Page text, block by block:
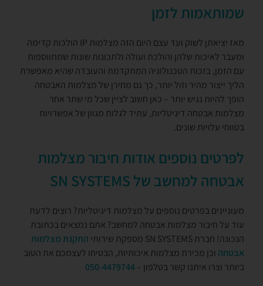
שמותאמות לזמן
מאז יציאתן לשוק ועד עצם היום הזה מצלמות IP הולכות קדימה
ומעבר לאיכות שלהן והולכת ועולה ולתכונות שונות שמתווספות
עם הזמן, בזכות הטכנולוגיה המתקדמת והעובדה שהיא מאפשרת
הליך ייצור מהיר וזול יותר, כך גם מחירן של מצלמות האבטחה
הופך להיות נגיש יותר – כאן חשוב לציין שכל מי שתר אחר
מצלמות אבטחה דיגיטליות, עתיד לגלות מגוון של אפשרויות
בטווחי עלויות שונים.
לפרטים נוספים אודות חיבור מצלמות
אבטחה למחשב של SN SYSTEMS
מעוניינים בפרטים נוספים על מצלמות דיגיטליות? רוצים לדעת
עוד על חיבור מצלמות אבטחה למחשב? אתם נמצאים בכתובת
הנכונה! חברת SN SYSTEMS מספקת שירותי
התקנת מצלמות
אבטחה וכן מכירת מצלמות איכותיות, הבטיחו לעצמכם את הטוב
ביותר וצרו איתנו קשר בטלפון –050-4479744